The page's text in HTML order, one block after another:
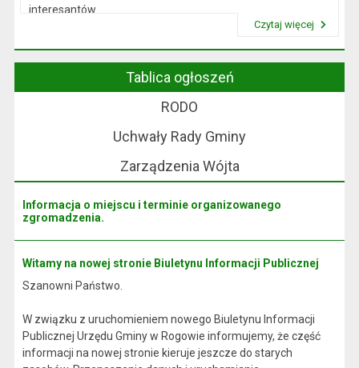
interesantów
Czytaj więcej
Tablica ogłoszeń
RODO
Uchwały Rady Gminy
Zarządzenia Wójta
Informacja o miejscu i terminie organizowanego
zgromadzenia.
Witamy na nowej stronie Biuletynu Informacji Publicznej
Szanowni Państwo.
W związku z uruchomieniem nowego Biuletynu Informacji
Publicznej Urzędu Gminy w Rogowie informujemy, że część
informacji na nowej stronie kieruje jeszcze do starych